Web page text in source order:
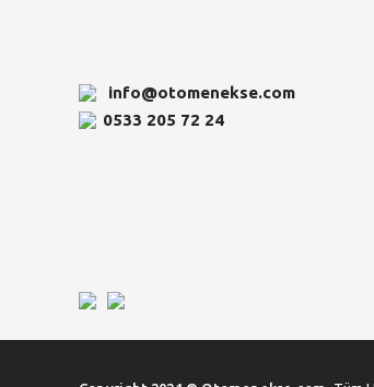
info@otomenekse.com
0533 205 72 24